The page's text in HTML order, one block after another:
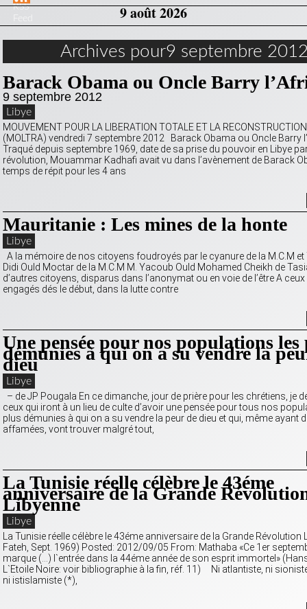
RSS
9 août 2026
Archives pour9 septembre
Barack Obama ou Oncle Barry
9 septembre 2012
Libye
MOUVEMENT POUR LA LIBERATION TOTALE ET LA RECONSTRUCTION
(MOLTRA) vendredi 7 septembre 2012 Barack Obama ou Oncle Barry
Traqué depuis septembre 1969, date de sa prise du pouvoir en Libye
révolution, Mouammar Kadhafi avait vu dans l’avènement de Barack
temps de répit pour les 4 ans
Mauritanie : Les mines de la honte
Libye
A la mémoire de nos citoyens foudroyés par le cyanure de la M.C.M et
Didi Ould Moctar de la M.C.M M. Yacoub Ould Mohamed Cheikh de
d’autres citoyens, disparus dans l’anonymat ou en voie de l’être A
engagés dés le début, dans la lutte contre
Une pensée pour nos populations les
démunies à qui on a su vendre la
dieu
Libye
– de JP Pougala En ce dimanche, jour de prière pour les chrétiens, je
ceux qui iront à un lieu de culte d’avoir une pensée pour tous nos
plus démunies à qui on a su vendre la peur de dieu et qui, même ayant
affamées, vont trouver malgré tout,
La Tunisie réelle célèbre le 43éme
anniversaire de la Grande
Libyenne
Libye
La Tunisie réelle célèbre le 43éme anniversaire de la Grande Révolution
Fateh, Sept. 1969) Posted: 2012/09/05 From: Mathaba «Ce 1er
marque (…) l`entrée dans la 44éme année de son esprit immortel»
L`Etoile Noire: voir bibliographie à la fin, réf. 11) Ni atlantiste, ni
ni istislamiste (*),